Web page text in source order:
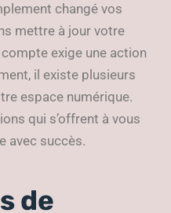
changé vos
mettre à jour votre
exige une action
il existe plusieurs
espace numérique.
qui s’offrent à vous
avec succès.
de